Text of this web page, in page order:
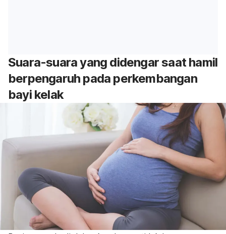
Suara-suara yang didengar saat hamil
berpengaruh pada perkembangan
bayi kelak